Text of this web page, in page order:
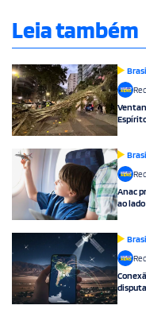
Leia também
Anac
ao